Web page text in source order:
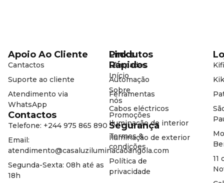
11
Produtos
Lâmpadas
Automação
Ferramentas
Cabos eléctricos
Iluminação de interior
Iluminação de exterior
Links
Rápidos
Início
Sobre
nós
Promoções
Segurança
Termos &
condições
Política de
privacidade
Apoio Ao Cliente
Cantactos
Suporte ao cliente
Atendimento via
WhatsApp
Contactos
Telefone: +244 975 865 890
Email:
atendimento@casaluziluminacaoangola.com
Segunda-Sexta: 08h até as
18h